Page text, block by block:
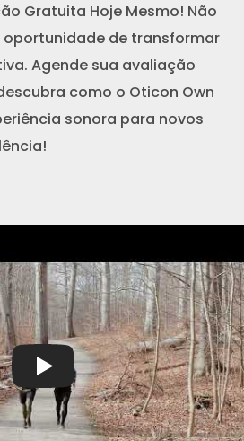
Gratuita Hoje Mesmo! Não
oportunidade de transformar
Agende sua avaliação
como o Oticon Own
sonora para novos